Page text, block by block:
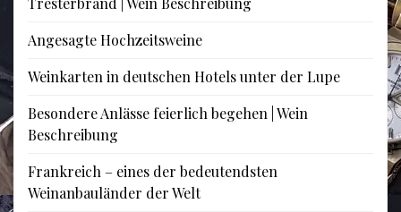
Angesagte Hochzeitsweine
Weinkarten in deutschen Hotels unter der Lupe
Besondere Anlässe feierlich begehen | Wein
Beschreibung
Frankreich – eines der bedeutendsten
Weinanbauländer der Welt